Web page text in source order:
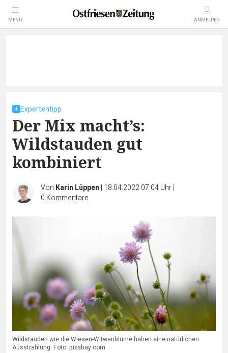
MENÜ ANMELDEN
Expertentipp
Der Mix macht’s:
Wildstauden gut
kombiniert
Von Karin Lüppen | 18.04.2022 07:04 Uhr|
0 Kommentare
Wildstauden wie die Wiesen-Witwenblume haben eine natürlichen
Ausstrahlung. Foto: pixabay.com